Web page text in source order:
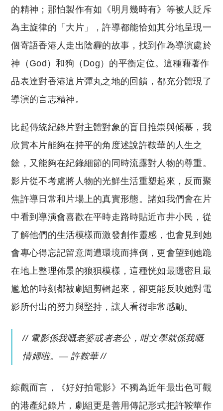
的精神；那怕製作有如《明月幾時有》等被人貶斥
為主旋律的「大片」，許導都能恰如其分地呈現一
個寄語香港人走出陰霾的故事，找到作為導演處於
神（God）和狗（Dog）的平衡定位。這種藉著作
品表達對香港這片彈丸之地的回饋，都充分體現了
導演的言志精神。
比起傳統紀錄片對主體對象的盲目推崇與傾慕，我
欣賞本片能夠在持平的角度述說許鞍華的人生之
餘，又能夠在紀錄細節的同時流露對人物的尊重。
影片從不考慮將人物的光鮮生活重塑起來，反而聚
焦許導日常和片場上的真實形態。諸如我們會在片
中看到導演會喜歡在平時走路時貼近市井小民，從
了解他們的生活模樣而激發創作靈感，也會見到她
會專心得忘記留意周遭環境而摔倒，更會望到她跪
在地上整理佈景的狼狽模樣，這種恍如最隱密且最
尷尬的時刻都被劇組剪輯起來，卻更能反映她對電
影所付出的努力與堅持，讓人看得非常感動。
// 電影係我嘅老婆或者老公，咁文學就係我嘅
情婦啦。— 許鞍華 //
綜觀而言，《好好拍電影》不獨為近年最出色可觀
的港產紀錄片，劇組更是善用傳記形式把許鞍華作